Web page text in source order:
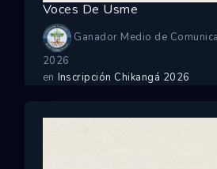
Voces De Usme
Ganador Medio de
2026
en Inscripción Chikangá 2026